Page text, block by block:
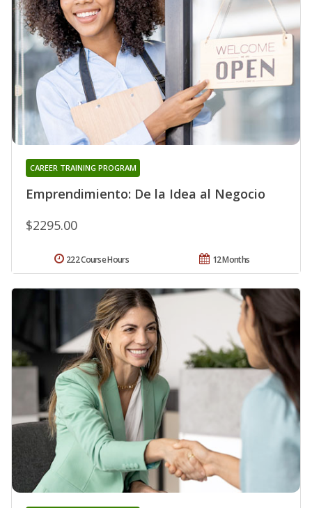
Emprendimiento: De la Idea al Negocio
CAREER TRAINING PROGRAM
$2295.00
12 Months
222 Course Hours